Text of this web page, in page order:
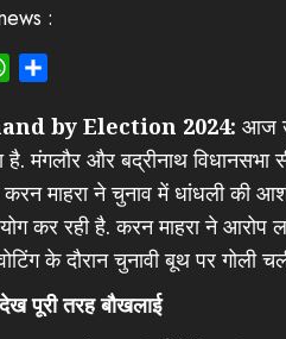
:
WhatsApp
by Election 2024: आज
है. मंगलौर और बद्रीनाथ विधानसभा
माहरा ने चुनाव में धांधली की
कर रही है. करन माहरा ने आरोप
के दौरान चुनावी बूथ पर गोली
पूरी तरह बौखलाई